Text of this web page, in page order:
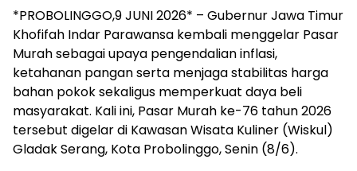
*PROBOLINGGO,9 JUNI 2026* – Gubernur Jawa Timur
Khofifah Indar Parawansa kembali menggelar Pasar
Murah sebagai upaya pengendalian inflasi,
ketahanan pangan serta menjaga stabilitas harga
bahan pokok sekaligus memperkuat daya beli
masyarakat. Kali ini, Pasar Murah ke-76 tahun 2026
tersebut digelar di Kawasan Wisata Kuliner (Wiskul)
Gladak Serang, Kota Probolinggo, Senin (8/6).